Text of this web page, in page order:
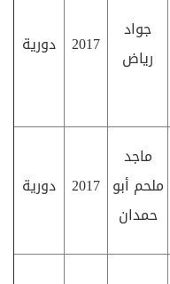
جواد
رياض
2017 دورية
ماجد
ملحم أبو
حمدان
2017 دورية